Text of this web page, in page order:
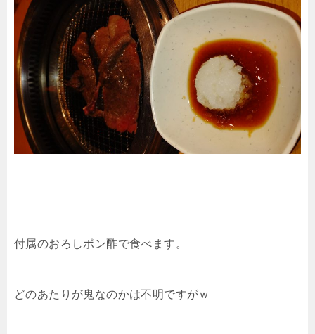
付属のおろしポン酢で食べます。
どのあたりが鬼なのかは不明ですがｗ